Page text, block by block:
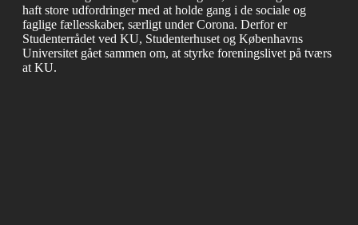
haft store udfordringer med at holde gang i de sociale og
faglige fællesskaber, særligt under Corona. Derfor er
Studenterrådet ved KU, Studenterhuset og Københavns
Universitet gået sammen om, at styrke foreningslivet på tværs
at KU.